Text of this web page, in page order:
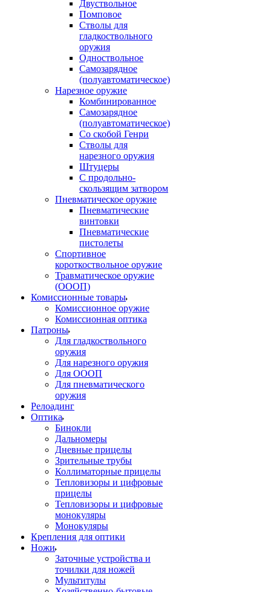
Двуствольное
Помповое
Стволы для
гладкоствольного
оружия
Одноствольное
Самозарядное
(полуавтоматическое)
Нарезное оружие
Комбинированное
Самозарядное
(полуавтоматическое)
Со скобой Генри
Стволы для
нарезного оружия
Штуцеры
С продольно-
скользящим затвором
Пневматическое оружие
Пневматические
винтовки
Пневматические
пистолеты
Спортивное
короткоствольное оружие
Травматическое оружие
(ОООП)
Комиссионные товары
Комиссионное оружие
Комиссионная оптика
Патроны
Для гладкоствольного
оружия
Для нарезного оружия
Для ОООП
Для пневматического
оружия
Релоадинг
Оптика
Бинокли
Дальномеры
Дневные прицелы
Зрительные трубы
Коллиматорные прицелы
Тепловизоры и цифровые
прицелы
Тепловизоры и цифровые
монокуляры
Монокуляры
Крепления для оптики
Ножи
Заточные устройства и
точилки для ножей
Мультитулы